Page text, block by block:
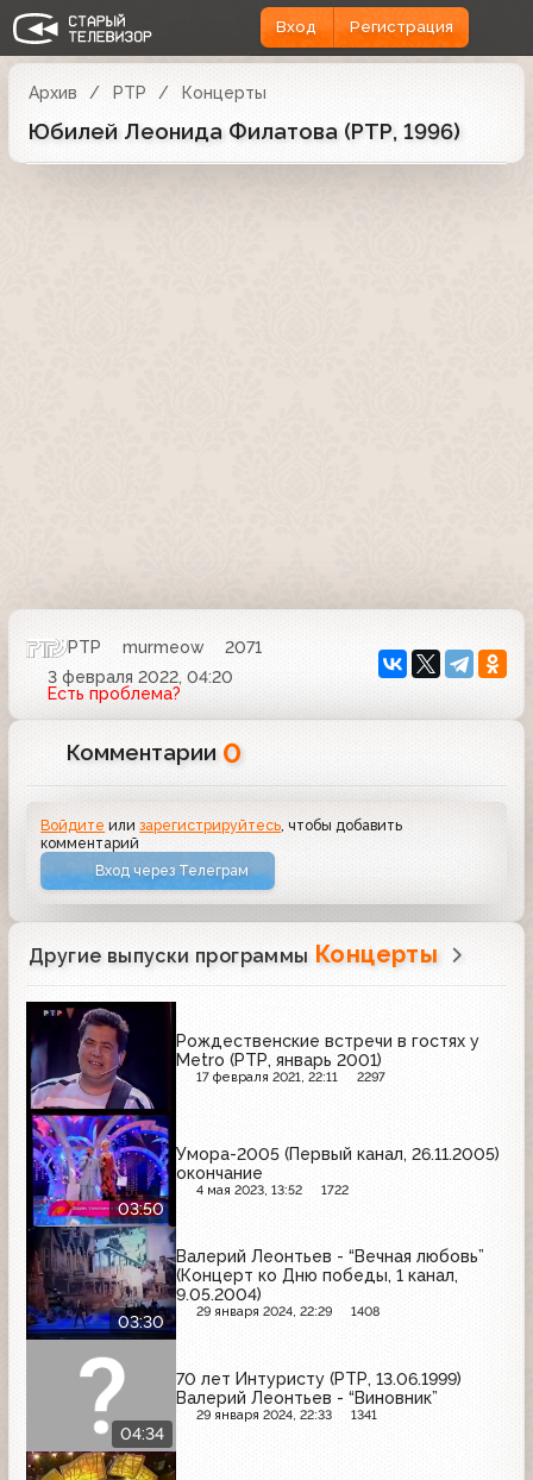
Вход Регистрация
Архив РТР Концерты
Юбилей Леонида Филатова (РТР, 1996)
РТР murmeow
2071
3 февраля 2022, 04:20
Есть проблема?
Комментарии 0
Войдите илизарегистрируйтесь , чтобы добавить
комментарий
Вход через Телеграм
Другие выпуски программы Концерты
Рождественские встречи в гостях у
Metro (РТР, январь 2001)
17 февраля 2021, 22:11 2297
03:50
Умора-2005 (Первый канал, 26.11.2005)
окончание
4 мая 2023, 13:52 1722
03:30
Валерий Леонтьев - “Вечная любовь”
(Концерт ко Дню победы, 1 канал,
9.05.2004)
29 января 2024, 22:29 1408
04:34
70 лет Интуристу (РТР, 13.06.1999)
Валерий Леонтьев - “Виновник”
29 января 2024, 22:33 1341